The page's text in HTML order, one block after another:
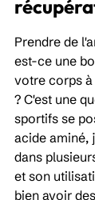
Prendre de
est-ce une
votre corps
? C'est une
sportifs se
acide aminé,
dans
et son
bien avoir